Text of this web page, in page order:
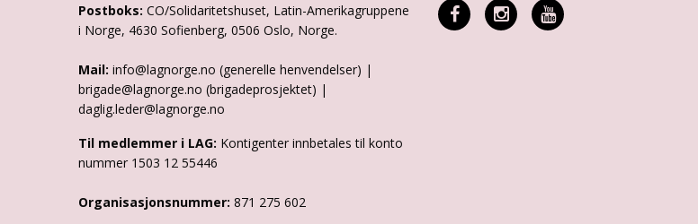
Postboks: CO/Solidaritetshuset, Latin-Amerikagruppene
i Norge, 4630 Sofienberg, 0506 Oslo, Norge.
Mail: info@lagnorge.no (generelle henvendelser) |
brigade@lagnorge.no (brigadeprosjektet) |
daglig.leder@lagnorge.no
Til medlemmer i LAG: Kontigenter innbetales til konto
nummer 1503 12 55446
Organisasjonsnummer: 871 275 602